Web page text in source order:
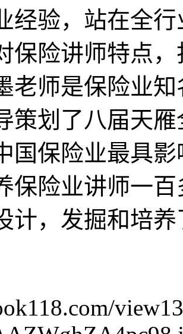
经验，站在全
保险讲师特点
老师是保险业
策划了八届天
国保险业最具
保险业讲师一
计，发掘和培